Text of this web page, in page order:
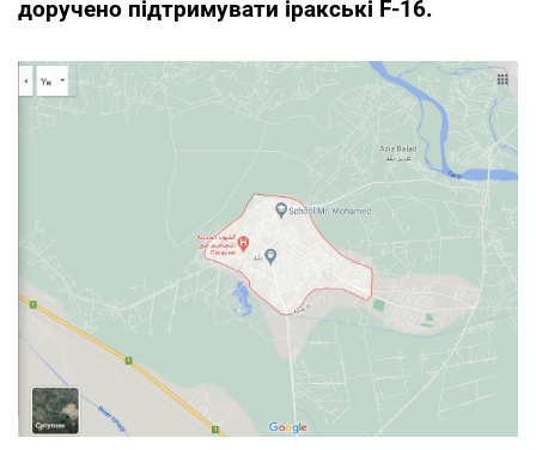
доручено підтримувати іракські F-16.